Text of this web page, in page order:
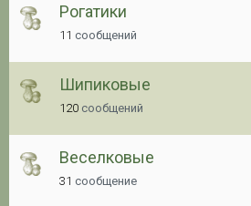
Рогатики
11 сообщений
Шипиковые
120 сообщений
Веселковые
31 сообщение